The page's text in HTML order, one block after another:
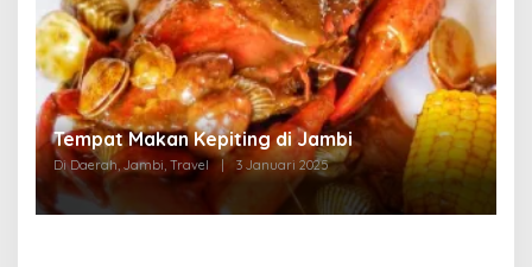
Tempat Makan di Thehok Jambi
Di Daerah, Jambi, Travel 3 Januari 2025